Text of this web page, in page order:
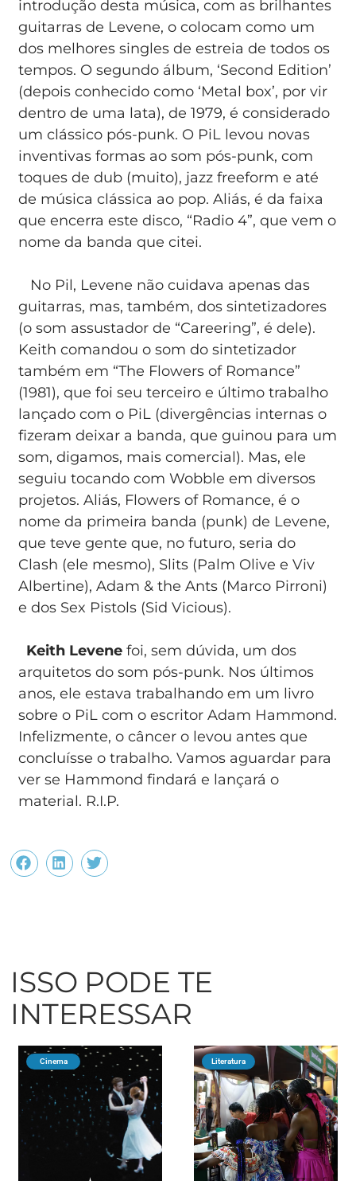
introdução desta música, com as brilhantes
guitarras de Levene, o colocam como um
dos melhores singles de estreia de todos os
tempos. O segundo álbum, ‘Second Edition’
(depois conhecido como ‘Metal box’, por vir
dentro de uma lata), de 1979, é considerado
um clássico pós-punk. O PiL levou novas
inventivas formas ao som pós-punk, com
toques de dub (muito), jazz freeform e até
de música clássica ao pop. Aliás, é da faixa
que encerra este disco, “Radio 4”, que vem o
nome da banda que citei.
No Pil, Levene não cuidava apenas das
guitarras, mas, também, dos sintetizadores
(o som assustador de “Careering”, é dele).
Keith comandou o som do sintetizador
também em “The Flowers of Romance”
(1981), que foi seu terceiro e último trabalho
lançado com o PiL (divergências internas o
fizeram deixar a banda, que guinou para um
som, digamos, mais comercial). Mas, ele
seguiu tocando com Wobble em diversos
projetos. Aliás, Flowers of Romance, é o
nome da primeira banda (punk) de Levene,
que teve gente que, no futuro, seria do
Clash (ele mesmo), Slits (Palm Olive e Viv
Albertine), Adam & the Ants (Marco Pirroni)
e dos Sex Pistols (Sid Vicious).
Keith Levenefoi, sem dúvida, um dos
arquitetos do som pós-punk. Nos últimos
anos, ele estava trabalhando em um livro
sobre o PiL com o escritor Adam Hammond.
Infelizmente, o câncer o levou antes que
concluísse o trabalho. Vamos aguardar para
ver se Hammond findará e lançará o
material. R.I.P.
ISSO PODE TE
INTERESSAR
Cinema Literatura